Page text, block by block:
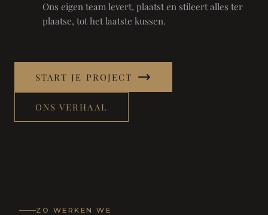
Ons eigen team levert, plaatst en stileert alles ter
plaatse, tot het laatste kussen.
START JE PROJECT
ONS VERHAAL
ZO WERKEN WE